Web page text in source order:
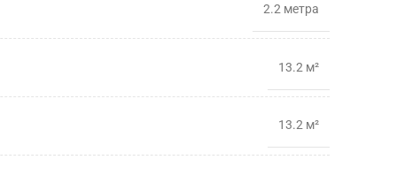
2.2 метрa
13.2 м²
13.2 м²